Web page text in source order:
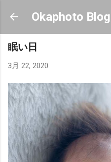
スキップしてメイ
Okaphoto Blog
眠い日
3月 22, 2020